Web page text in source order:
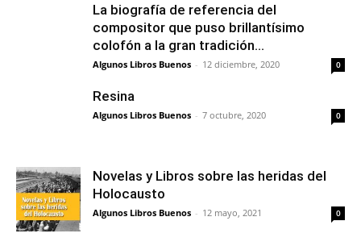
La biografía de referencia del
compositor que puso brillantísimo
colofón a la gran tradición...
Algunos Libros Buenos - 12 diciembre, 2020 0
Resina
Algunos Libros Buenos - 7 octubre, 2020 0
Novelas y Libros sobre las heridas del
Holocausto
Algunos Libros Buenos - 12 mayo, 2021 0